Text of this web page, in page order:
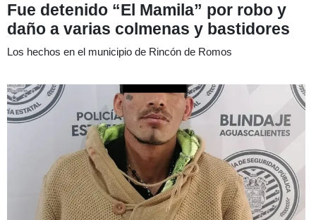
Fue detenido “El Mamila” por robo y
daño a varias colmenas y bastidores
Los hechos en el municipio de Rincón de Romos